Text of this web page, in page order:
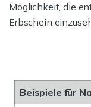
Möglichkeit, die
Erbschein
Beispiele für